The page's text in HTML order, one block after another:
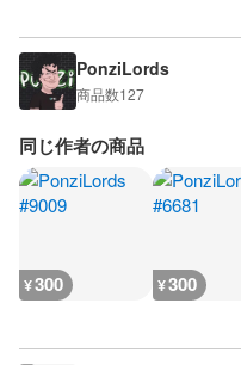
PonziLords
商品数127
同じ作者の商品
¥300 ¥300